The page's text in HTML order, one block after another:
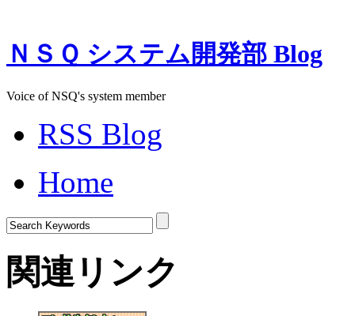
ＮＳＱ システム開発部 Blog
Voice of NSQ's system member
RSS Blog
Home
関連リンク